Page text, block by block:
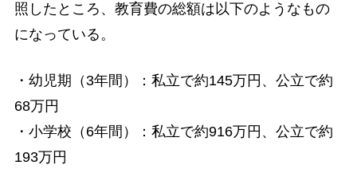
照したところ、教育費の総額は以下のようなもの
になっている。
・幼児期（3年間）：私立で約145万円、公立で約
68万円
・小学校（6年間）：私立で約916万円、公立で約
193万円